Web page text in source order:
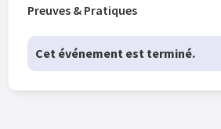
Preuves & Pratiques
Cet événement est terminé.